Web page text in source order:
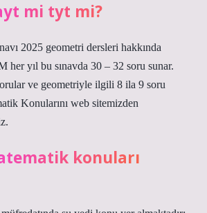
mi tyt mi?
2025 geometri dersleri hakkında
her yıl bu sınavda 30 – 32 soru sunar.
ve geometriyle ilgili 8 ila 9 soru
Konularını web sitemizden
konuları